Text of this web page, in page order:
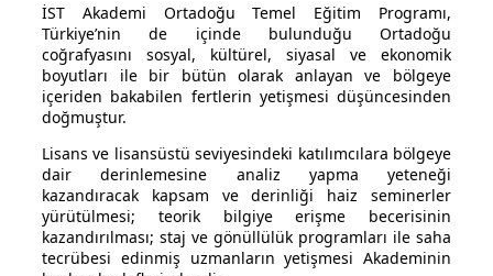
İST Akademi Ortadoğu Temel Eğitim Programı,
Türkiye’nin de içinde bulunduğu Ortadoğu
coğrafyasını sosyal, kültürel, siyasal ve ekonomik
boyutları ile bir bütün olarak anlayan ve bölgeye
içeriden bakabilen fertlerin yetişmesi düşüncesinden
doğmuştur.
Lisans ve lisansüstü seviyesindeki katılımcılara bölgeye
dair derinlemesine analiz yapma yeteneği
kazandıracak kapsam ve derinliği haiz seminerler
yürütülmesi; teorik bilgiye erişme becerisinin
kazandırılması; staj ve gönüllülük programları ile saha
tecrübesi edinmiş uzmanların yetişmesi Akademinin